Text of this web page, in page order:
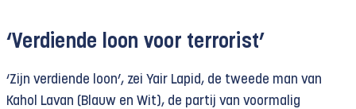
‘Verdiende loon voor terrorist’
‘Zijn verdiende loon’, zei Yair Lapid, de tweede man van
Kahol Lavan (Blauw en Wit), de partij van voormalig